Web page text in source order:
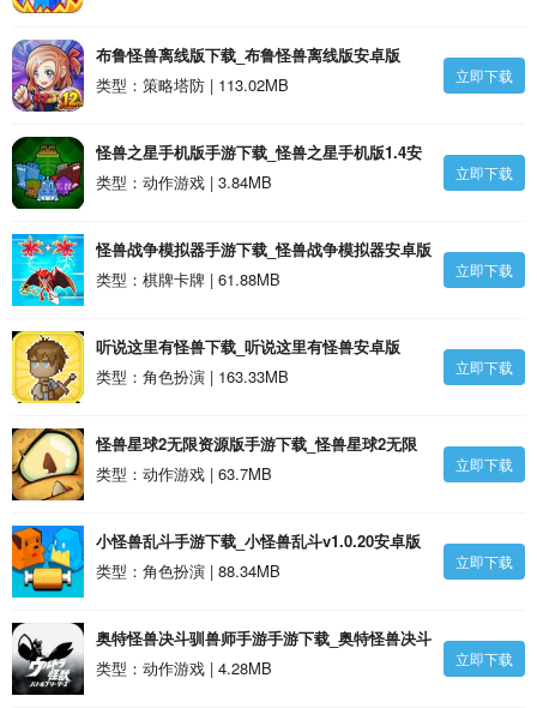
布鲁怪兽离线版下载_布鲁怪兽离线版安卓版
类型：策略塔防 | 113.02MB
立即下载
怪兽之星手机版手游下载_怪兽之星手机版1.4安
卓版
类型：动作游戏 | 3.84MB 立即下载
怪兽战争模拟器手游下载_怪兽战争模拟器安卓版
类型：棋牌卡牌 | 61.88MB
立即下载
听说这里有怪兽下载_听说这里有怪兽安卓版
类型：角色扮演 | 163.33MB
立即下载
怪兽星球2无限资源版手游下载_怪兽星球2无限
资源版v1.3.16安卓版
类型：动作游戏 | 63.7MB 立即下载
小怪兽乱斗手游下载_小怪兽乱斗v1.0.20安卓版
类型：角色扮演 | 88.34MB
立即下载
奥特怪兽决斗驯兽师手游手游下载_奥特怪兽决斗
驯兽师手游1.5安卓版
类型：动作游戏 | 4.28MB 立即下载